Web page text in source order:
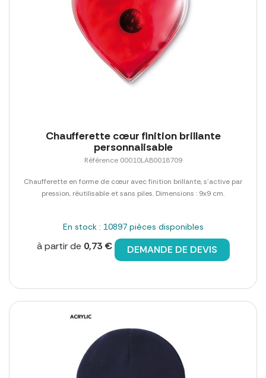
Chaufferette cœur finition brillante
personnalisable
Référence 00010LAB0018709
Chaufferette en forme de cœur avec finition brillante, s'active par
pression, réutilisable et sans piles. Dimensions : 9x9 cm.
En stock : 10897 pièces disponibles
à partir de 0,73 € DEMANDE DE DEVIS